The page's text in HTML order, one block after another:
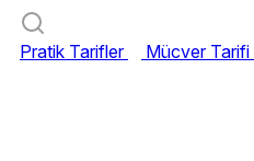
Pratik Tarifler Mücver Tarifi